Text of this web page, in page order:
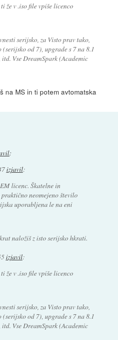
že v .iso file vpiše licenco
serijsko, za Visto prav tako,
(serijsko od 7), upgrade s 7 na 8.1
Vse DreamSpark (Academic
na MS in ti potem avtomatska
:
izjavil:
licenc. Škatelne in
neomejeno število
uporabljena le na eni
naložiš z isto serijsko hkrati.
izjavil:
že v .iso file vpiše licenco
serijsko, za Visto prav tako,
(serijsko od 7), upgrade s 7 na 8.1
Vse DreamSpark (Academic